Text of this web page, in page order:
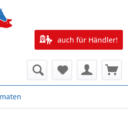
auch für Händler!